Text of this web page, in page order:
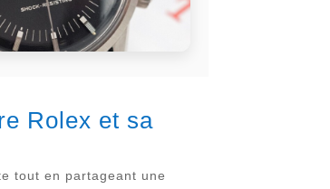
Rolex et sa
tout en partageant une